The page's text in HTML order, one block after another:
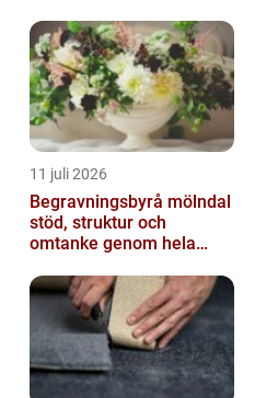
11 juli 2026
Begravningsbyrå mölndal
stöd, struktur och
omtanke genom hela